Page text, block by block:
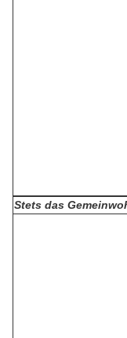
Stets das